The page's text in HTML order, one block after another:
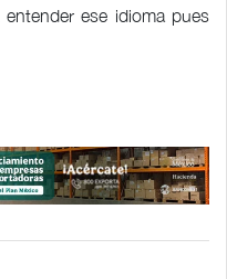
ese idioma pues